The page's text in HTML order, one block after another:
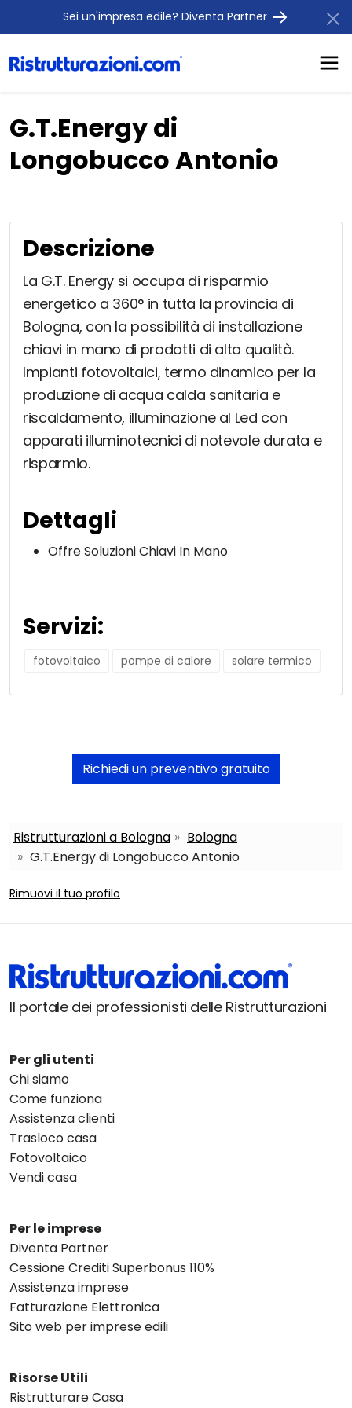
Sei un'impresa edile? Diventa Partner
G.T.Energy di
Longobucco Antonio
Descrizione
La G.T. Energy si occupa di risparmio
energetico a 360° in tutta la provincia di
Bologna, con la possibilità di installazione
chiavi in mano di prodotti di alta qualità.
Impianti fotovoltaici, termo dinamico per la
produzione di acqua calda sanitaria e
riscaldamento, illuminazione al Led con
apparati illuminotecnici di notevole durata e
risparmio.
Dettagli
Offre Soluzioni Chiavi In Mano
Servizi:
fotovoltaico pompe di calore solare termico
Richiedi un preventivo gratuito
Ristrutturazioni a Bologna
Bologna
G.T.Energy di Longobucco Antonio
Rimuovi il tuo profilo
Il portale dei professionisti delle Ristrutturazioni
Per gli utenti
Chi siamo
Come funziona
Assistenza clienti
Trasloco casa
Fotovoltaico
Vendi casa
Per le imprese
Diventa Partner
Cessione Crediti Superbonus 110%
Assistenza imprese
Fatturazione Elettronica
Sito web per imprese edili
Risorse Utili
Ristrutturare Casa